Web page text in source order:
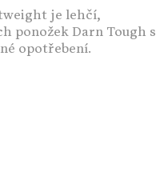
je lehčí,
ponožek Darn Tough s
opotřebení.